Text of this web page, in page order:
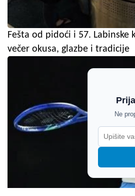
Fešta od pidoći i 57. Labinske
večer okusa, glazbe i tradicije
Ne